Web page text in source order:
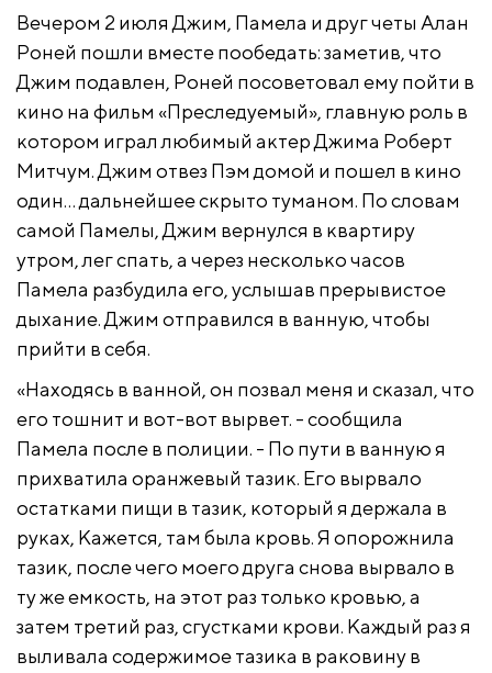
Вечером 2 июля Джим, Памела и друг четы Алан
Роней пошли вместе пообедать: заметив, что
Джим подавлен, Роней посоветовал ему пойти в
кино на фильм «Преследуемый», главную роль в
котором играл любимый актер Джима Роберт
Митчум. Джим отвез Пэм домой и пошел в кино
один… дальнейшее скрыто туманом. По словам
самой Памелы, Джим вернулся в квартиру
утром, лег спать, а через несколько часов
Памела разбудила его, услышав прерывистое
дыхание. Джим отправился в ванную, чтобы
прийти в себя.
«Находясь в ванной, он позвал меня и сказал, что
его тошнит и вот-вот вырвет. - сообщила
Памела после в полиции. - По пути в ванную я
прихватила оранжевый тазик. Его вырвало
остатками пищи в тазик, который я держала в
руках, Кажется, там была кровь. Я опорожнила
тазик, после чего моего друга снова вырвало в
ту же емкость, на этот раз только кровью, а
затем третий раз, сгустками крови. Каждый раз я
выливала содержимое тазика в раковину в